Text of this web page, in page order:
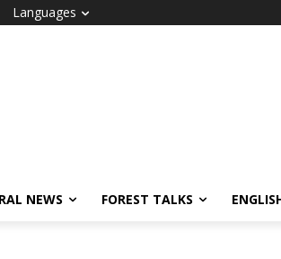
Languages
NEWS FOREST TALKS